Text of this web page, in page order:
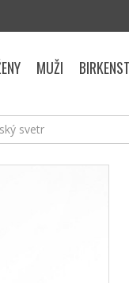
svetr
MUŽI